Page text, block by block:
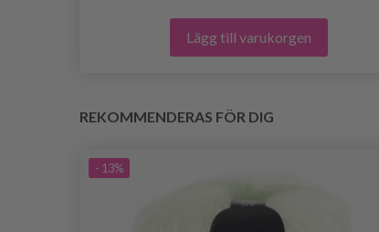
Lägg till varukorgen
REKOMMENDERAS FÖR DIG
- 13%